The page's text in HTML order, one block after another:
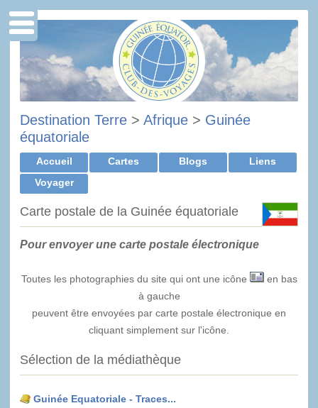
Destination Terre > Afrique > Guinée
équatoriale
Accueil Cartes Blogs
Liens
Voyager
Carte postale de la Guinée équatoriale
Pour envoyer une carte postale électronique
Toutes les photographies du site qui ont une icône
en bas
à gauche
peuvent être envoyées par carte postale électronique en
cliquant simplement sur l'icône.
Sélection de la médiathèque
Guinée Equatoriale - Traces...